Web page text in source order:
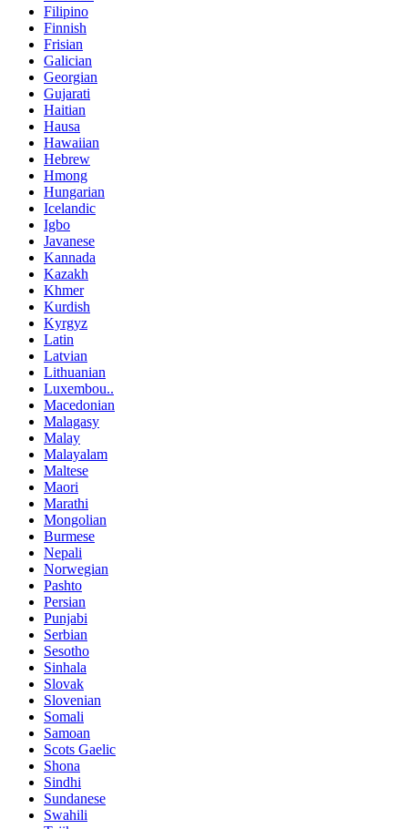
Filipino
Finnish
Frisian
Galician
Georgian
Gujarati
Haitian
Hausa
Hawaiian
Hebrew
Hmong
Hungarian
Icelandic
Igbo
Javanese
Kannada
Kazakh
Khmer
Kurdish
Kyrgyz
Latin
Latvian
Lithuanian
Luxembou..
Macedonian
Malagasy
Malay
Malayalam
Maltese
Maori
Marathi
Mongolian
Burmese
Nepali
Norwegian
Pashto
Persian
Punjabi
Serbian
Sesotho
Sinhala
Slovak
Slovenian
Somali
Samoan
Scots Gaelic
Shona
Sindhi
Sundanese
Swahili